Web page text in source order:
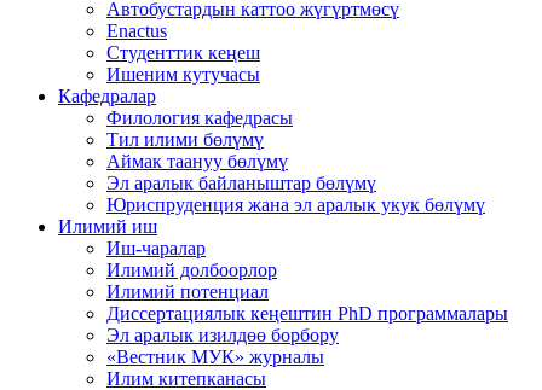
Автобустардын каттоо жүгүртмөсү
Enactus
Студенттик кеңеш
Ишеним кутучасы
Кафедралар
Филология кафедрасы
Тил илими бөлүмү
Аймак таануу бөлүмү
Эл аралык байланыштар бөлүмү
Юриспруденция жана эл аралык укук бөлүмү
Илимий иш
Иш-чаралар
Илимий долбоорлор
Илимий потенциал
Диссертациялык кеңештин PhD программалары
Эл аралык изилдөө борбору
«Вестник МУК» журналы
Илим китепканасы